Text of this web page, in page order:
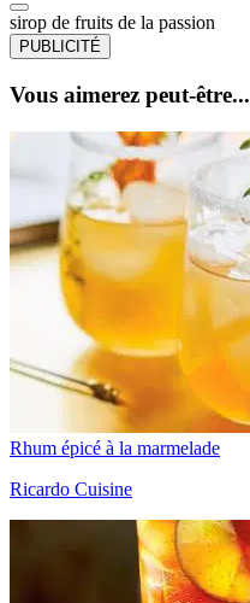
sirop de fruits de la passion
PUBLICITÉ
Vous aimerez peut-être...
Rhum épicé à la marmelade
Ricardo Cuisine